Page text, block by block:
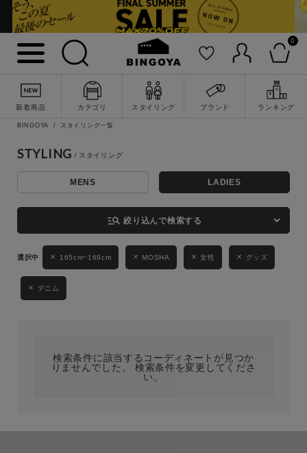
0
新着商品 カテゴリ スタイリング ブランド ランキング
詳細検索
キーワード
性別
MENS LADIES KIDS
ブランド
BINGOYA スタイリング一覧
STYLING
MENS LADIES
manage_search 絞り込んで検索する
165cm~169cm MOSHA 女性 グッズ
デニム
検索条件に該当するコーディネートが見つか
りませんでした。 検索条件を変更してくださ
い。